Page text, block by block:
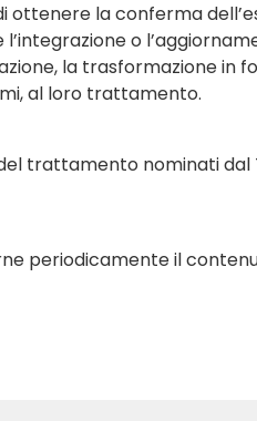
ottenere la conferma
o
la trasformazione in
al loro trattamento.
trattamento nominati dal
periodicamente il